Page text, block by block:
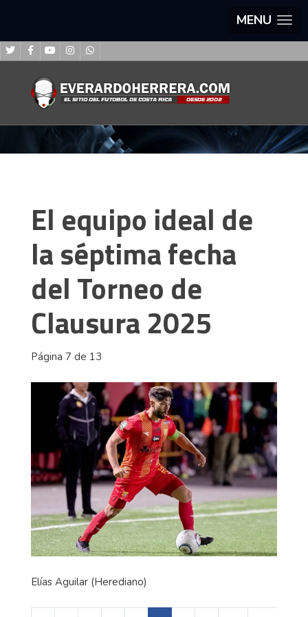
MENU
El equipo ideal de
la séptima fecha
del Torneo de
Clausura 2025
Página 7 de 13
Elías Aguilar (Herediano)